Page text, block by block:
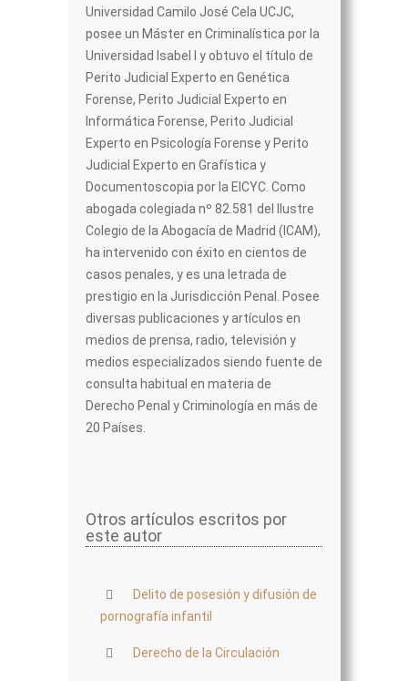
Universidad Camilo José Cela UCJC,
posee un Máster en Criminalística por la
Universidad Isabel I y obtuvo el título de
Perito Judicial Experto en Genética
Forense, Perito Judicial Experto en
Informática Forense, Perito Judicial
Experto en Psicología Forense y Perito
Judicial Experto en Grafística y
Documentoscopia por la EICYC. Como
abogada colegiada nº 82.581 del Ilustre
Colegio de la Abogacía de Madrid (ICAM),
ha intervenido con éxito en cientos de
casos penales, y es una letrada de
prestigio en la Jurisdicción Penal. Posee
diversas publicaciones y artículos en
medios de prensa, radio, televisión y
medios especializados siendo fuente de
consulta habitual en materia de
Derecho Penal y Criminología en más de
20 Países.
Otros artículos escritos por
este autor
Delito de posesión y difusión de
pornografía infantil
Derecho de la Circulación